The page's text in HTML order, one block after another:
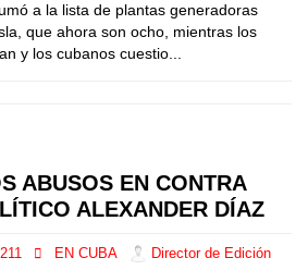
a la lista de plantas generadoras
que ahora son ocho, mientras los
y los cubanos cuestio...
ABUSOS EN CONTRA
ALEXANDER DÍAZ
EN CUBA Director de Edición